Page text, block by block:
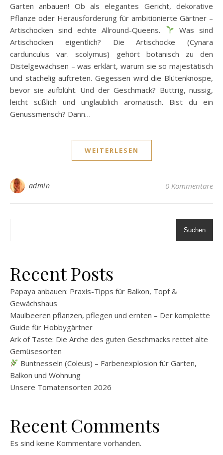
Garten anbauen! Ob als elegantes Gericht, dekorative
Pflanze oder Herausforderung für ambitionierte Gärtner –
Artischocken sind echte Allround-Queens.
Was sind
Artischocken eigentlich? Die Artischocke (Cynara
cardunculus var. scolymus) gehört botanisch zu den
Distelgewächsen – was erklärt, warum sie so majestätisch
und stachelig auftreten. Gegessen wird die Blütenknospe,
bevor sie aufblüht. Und der Geschmack? Buttrig, nussig,
leicht süßlich und unglaublich aromatisch. Bist du ein
Genussmensch? Dann…
WEITERLESEN
admin 0 Kommentare
Suchen
Recent Posts
Papaya anbauen: Praxis-Tipps für Balkon, Topf &
Gewächshaus
Maulbeeren pflanzen, pflegen und ernten – Der komplette
Guide für Hobbygärtner
Ark of Taste: Die Arche des guten Geschmacks rettet alte
Gemüsesorten
Buntnesseln (Coleus) – Farbenexplosion für Garten,
Balkon und Wohnung
Unsere Tomatensorten 2026
Recent Comments
Es sind keine Kommentare vorhanden.